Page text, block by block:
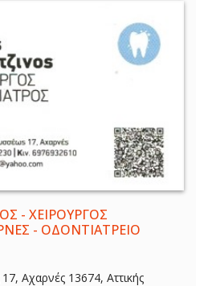
- ΧΕΙΡΟΥΡΓΟΣ
- ΟΔΟΝΤΙΑΤΡΕΙΟ
Αχαρνές 13674, Αττικής